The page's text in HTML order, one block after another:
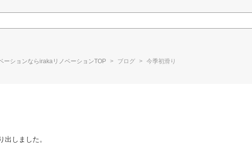
ーションならirakaリノベーションTOP ブログ 今季初滑り
出しました。